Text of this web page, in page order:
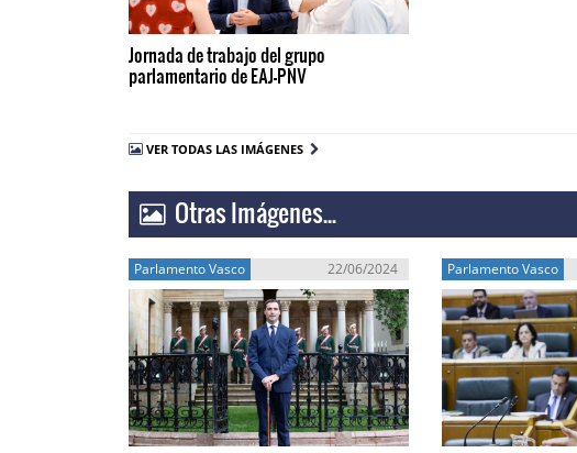
Jornada de trabajo del grupo
parlamentario de EAJ-PNV
VER TODAS LAS IMÁGENES
Otras Imágenes...
Parlamento Vasco 22/06/2024 Parlamento Vasco